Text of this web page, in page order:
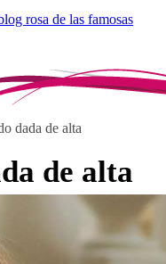
rosa de las famosas
dada de alta
de alta